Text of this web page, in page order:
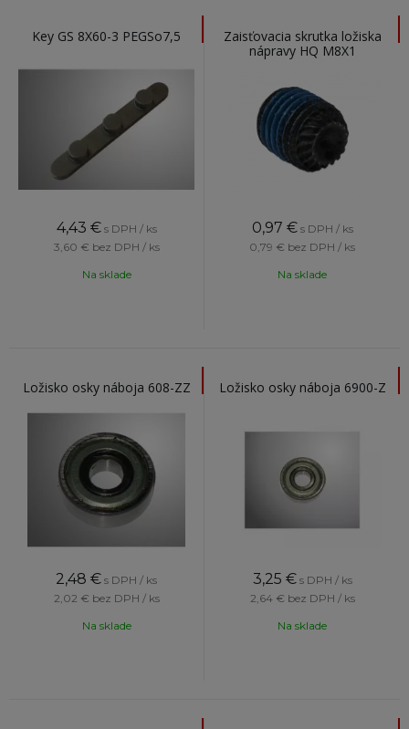
Key GS 8X60-3 PEGSo7,5
4,43 € s DPH / ks
3,60 € bez DPH / ks
Na sklade
Zaisťovacia skrutka ložiska
nápravy HQ M8X1
0,97 € s DPH / ks
0,79 € bez DPH / ks
Na sklade
Ložisko osky náboja 608-ZZ
2,48 € s DPH / ks
2,02 € bez DPH / ks
Na sklade
Ložisko osky náboja 6900-Z
3,25 € s DPH / ks
2,64 € bez DPH / ks
Na sklade